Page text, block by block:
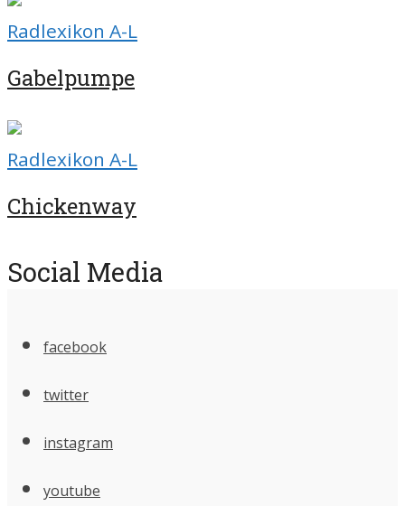
Radlexikon A-L
Gabelpumpe
Radlexikon A-L
Chickenway
Social Media
facebook
twitter
instagram
youtube